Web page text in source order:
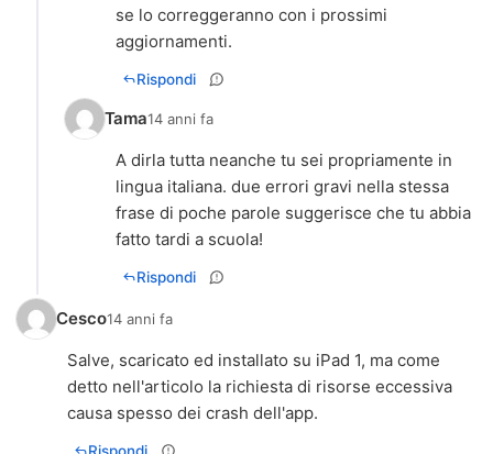
se lo correggeranno con i prossimi
aggiornamenti.
Rispondi
Tama14 anni fa
A dirla tutta neanche tu sei propriamente in
lingua italiana. due errori gravi nella stessa
frase di poche parole suggerisce che tu abbia
fatto tardi a scuola!
Rispondi
Cesco14 anni fa
Salve, scaricato ed installato su iPad 1, ma come
detto nell'articolo la richiesta di risorse eccessiva
causa spesso dei crash dell'app.